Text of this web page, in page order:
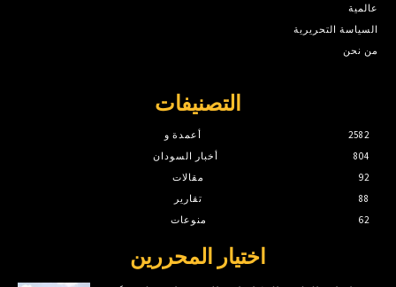
عالمية
السياسة التحريرية
من نحن
التصنيفات
أعمدة و
2582
أخبار السودان
804
مقالات
92
تقارير
88
منوعات
62
اختيار المحررين